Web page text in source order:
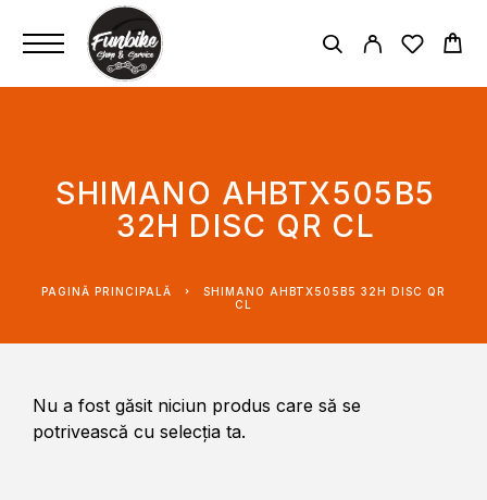
SHIMANO AHBTX505B5
32H DISC QR CL
PAGINĂ PRINCIPALĂ
SHIMANO AHBTX505B5 32H DISC QR
CL
Nu a fost găsit niciun produs care să se
potrivească cu selecția ta.